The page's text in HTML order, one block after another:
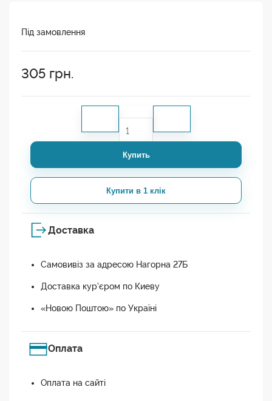
Під замовлення
305 грн.
Купить
Купити в 1 клік
Доставка
Самовивіз за адресою Нагорна 27Б
Доставка кур'єром по Киеву
«Новою Поштою» по Україні
Оплата
Оплата на сайті